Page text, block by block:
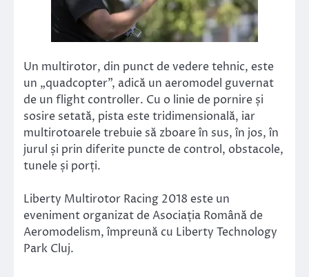
Un multirotor, din punct de vedere tehnic, este
un „quadcopter”, adică un aeromodel guvernat
de un flight controller. Cu o linie de pornire și
sosire setată, pista este tridimensională, iar
multirotoarele trebuie să zboare în sus, în jos, în
jurul și prin diferite puncte de control, obstacole,
tunele și porți.
Liberty Multirotor Racing 2018 este un
eveniment organizat de Asociația Română de
Aeromodelism, împreună cu Liberty Technology
Park Cluj.